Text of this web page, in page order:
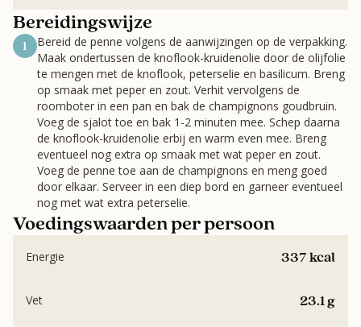
Bereidingswijze
1
Bereid de penne volgens de aanwijzingen op de verpakking.
Maak ondertussen de knoflook-kruidenolie door de olijfolie
te mengen met de knoflook, peterselie en basilicum. Breng
op smaak met peper en zout. Verhit vervolgens de
roomboter in een pan en bak de champignons goudbruin.
Voeg de sjalot toe en bak 1-2 minuten mee. Schep daarna
de knoflook-kruidenolie erbij en warm even mee. Breng
eventueel nog extra op smaak met wat peper en zout.
Voeg de penne toe aan de champignons en meng goed
door elkaar. Serveer in een diep bord en garneer eventueel
nog met wat extra peterselie.
Voedingswaarden per persoon
337 kcal
Energie
23.1 g
Vet